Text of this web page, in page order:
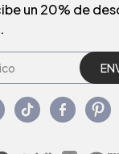
un 20% de